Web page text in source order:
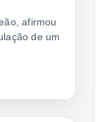
afirmou
de um